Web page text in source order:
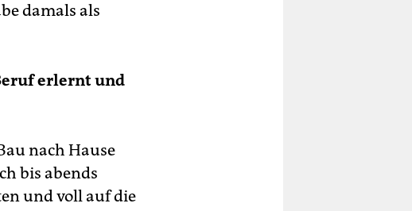
damals als
erlernt und
nach Hause
bis abends
und voll auf die